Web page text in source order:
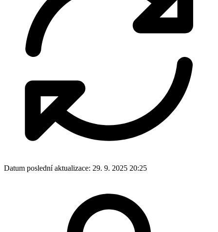
Datum poslední aktualizace: 29. 9. 2025 20:25